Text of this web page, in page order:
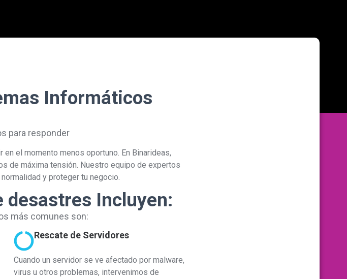
Informáticos
para responder
el momento menos oportuno. En Binarideas,
de máxima tensión. Nuestro equipo de expertos
y proteger tu negocio.
desastres Incluyen:
más comunes son:
Rescate de Servidores
Cuando un servidor se ve afectado por malware,
virus u otros problemas, intervenimos de